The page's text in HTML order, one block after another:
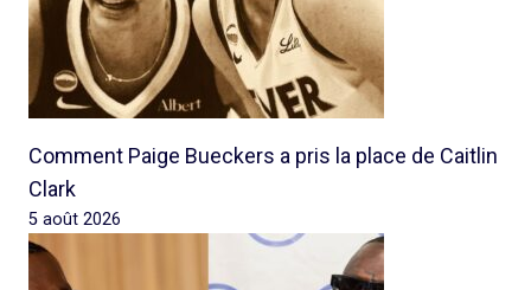
Comment Paige Bueckers a pris la place de Caitlin
Clark
5 août 2026